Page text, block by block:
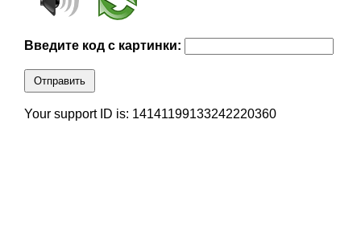
Введите код с картинки:
Отправить
Your support ID is: 14141199133242220360